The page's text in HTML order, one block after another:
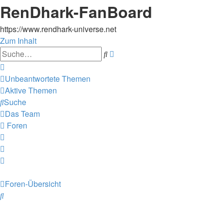
RenDhark-FanBoard
https://www.rendhark-universe.net
Zum Inhalt
Suche
Unbeantwortete Themen
Aktive Themen
Suche
Das Team
Foren
Foren-Übersicht
Suche